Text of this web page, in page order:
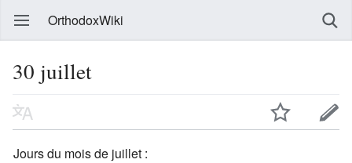
OrthodoxWiki
30 juillet
Jours du mois de juillet :